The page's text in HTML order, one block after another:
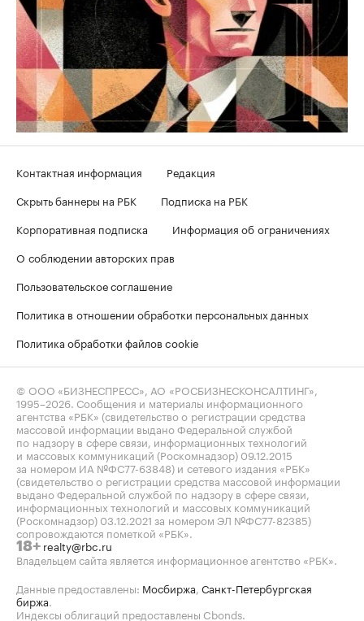
Контактная информация
Редакция
Скрыть баннеры на РБК
Подписка на РБК
Корпоративная подписка
Информация об ограничениях
О соблюдении авторских прав
Пользовательское соглашение
Политика в отношении обработки персональных данных
Политика обработки файлов cookie
© ООО «БИЗНЕСПРЕСС», АО «РОСБИЗНЕСКОНСАЛТИНГ»,
1995–2026. Сообщения и материалы информационного
агентства «РБК» (свидетельство о регистрации средства
массовой информации выдано Федеральной службой
по надзору в сфере связи, информационных технологий
и массовых коммуникаций (Роскомнадзор) 09.12.2015
за номером ИА №ФС77-63848) и сетевого издания «РБК»
(свидетельство о регистрации средства массовой информации
выдано Федеральной службой по надзору в сфере связи,
информационных технологий и массовых коммуникаций
(Роскомнадзор) 03.12.2021 за номером ЭЛ №ФС77-82385)
сопровождаются пометкой «РБК».
18+ realty@rbc.ru
Владельцем сайта является информационное агентство «РБК».
Данные предоставлены: Мосбиржа, Санкт-Петербургская
биржа.
Индексы облигаций предоставлены Cbonds.